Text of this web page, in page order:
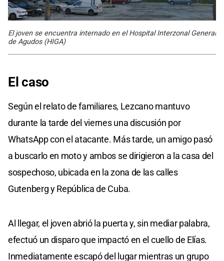
El joven se encuentra internado en el Hospital Interzonal General
de Agudos (HIGA)
El caso
Según el relato de familiares, Lezcano mantuvo
durante la tarde del viernes una discusión por
WhatsApp con el atacante. Más tarde, un amigo pasó
a buscarlo en moto y ambos se dirigieron a la casa del
sospechoso, ubicada en la zona de las calles
Gutenberg y República de Cuba.
Al llegar, el joven abrió la puerta y, sin mediar palabra,
efectuó un disparo que impactó en el cuello de Elías.
Inmediatamente escapó del lugar mientras un grupo